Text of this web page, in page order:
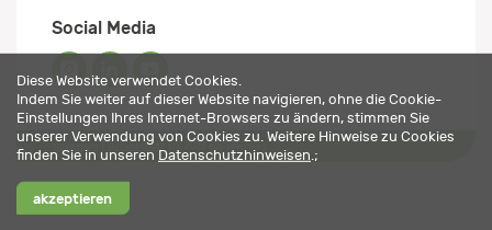
Social Media
Datenschutz
Diese Website verwendet Cookies.
Indem Sie weiter auf dieser Website navigieren, ohne die Cookie-
Einstellungen Ihres Internet-Browsers zu ändern, stimmen Sie
unserer Verwendung von Cookies zu. Weitere Hinweise zu Cookies
finden Sie in unseren Datenschutzhinweisen .;
akzeptieren